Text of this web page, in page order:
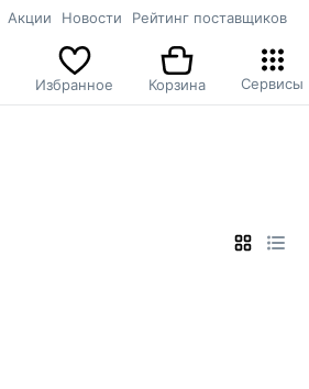
Акции Новости Рейтинг поставщиков
Избранное Корзина Сервисы